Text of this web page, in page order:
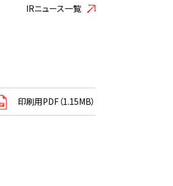
IRニュース一覧
印刷用PDF（1.15MB）